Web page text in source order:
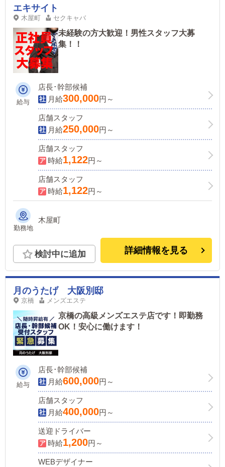
エキサイト
木屋町 セクキャバ
未経験の方大歓迎！男性スタッフ大募
集！！
給与
店長･幹部候補
月給300,000円～
店舗スタッフ
月給250,000円～
店舗スタッフ
時給1,122円～
店舗スタッフ
時給1,122円～
勤務地
木屋町
検討中に追加 詳細情報を見る
月のうたげ 大阪別邸
京橋 メンズエステ
京橋の高級メンズエステ店です！即勤務
OK！安心に働けます！
給与
店長･幹部候補
月給600,000円～
店舗スタッフ
月給400,000円～
送迎ドライバー
時給1,200円～
WEBデザイナー